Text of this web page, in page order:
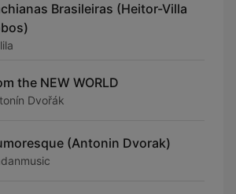
Brasileiras (Heitor-Villa
the NEW WORLD
Dvořák
(Antonin Dvorak)